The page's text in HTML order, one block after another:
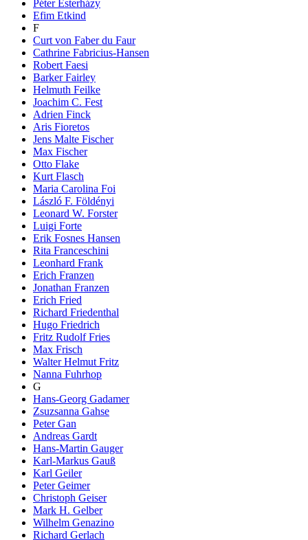
Péter Esterházy
Efim Etkind
F
Curt von Faber du Faur
Cathrine Fabricius-Hansen
Robert Faesi
Barker Fairley
Helmuth Feilke
Joachim C. Fest
Adrien Finck
Aris Fioretos
Jens Malte Fischer
Max Fischer
Otto Flake
Kurt Flasch
Maria Carolina Foi
László F. Földényi
Leonard W. Forster
Luigi Forte
Erik Fosnes Hansen
Rita Franceschini
Leonhard Frank
Erich Franzen
Jonathan Franzen
Erich Fried
Richard Friedenthal
Hugo Friedrich
Fritz Rudolf Fries
Max Frisch
Walter Helmut Fritz
Nanna Fuhrhop
G
Hans-Georg Gadamer
Zsuzsanna Gahse
Peter Gan
Andreas Gardt
Hans-Martin Gauger
Karl-Markus Gauß
Karl Geiler
Peter Geimer
Christoph Geiser
Mark H. Gelber
Wilhelm Genazino
Richard Gerlach